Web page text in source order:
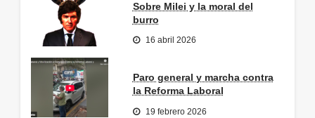
Sobre Milei y la moral del
burro
16 abril 2026
Paro general y marcha contra
la Reforma Laboral
19 febrero 2026